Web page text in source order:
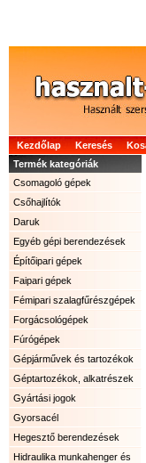
Kezdőlap Keresés
Termék kategóriák
Csomagoló gépek
Csőhajlítók
Daruk
Egyéb gépi berendezések
Építőipari gépek
Faipari gépek
Fémipari szalagfűrészgépek
Forgácsológépek
Fúrógépek
Gépjárművek és tartozékok
Géptartozékok, alkatrészek
Gyártási jogok
Gyorsacél
Hegesztő berendezések
Hidraulika munkahenger és